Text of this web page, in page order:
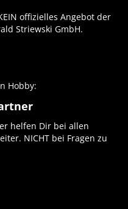
offizielles Angebot der
Striewski GmbH.
Hobby:
helfen Dir bei allen
NICHT bei Fragen zu